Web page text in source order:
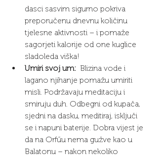
dasci sasvim sigurno pokriva
preporučenu dnevnu količinu
tjelesne aktivnosti – i pomaže
sagorjeti kalorije od one kuglice
sladoleda viška!
Umiri svoj um: Blizina vode i
lagano njihanje pomažu umiriti
misli. Podržavaju meditaciju i
smiruju duh. Odbegni od kupača,
sjedni na dasku, meditiraj, isključi
se i napuni baterije. Dobra vijest je
da na Orfűu nema gužve kao u
Balatonu – nakon nekoliko